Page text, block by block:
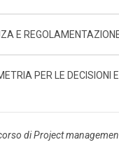
E
PER LE DECISIONI
di Project